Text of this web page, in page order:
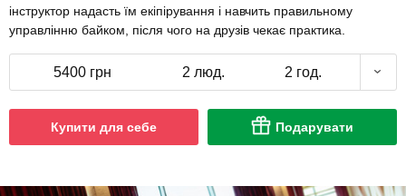
інструктор надасть їм екіпірування і навчить правильному
управлінню байком, після чого на друзів чекає практика.
5400 грн 2 люд. 2 год.
Купити для себе Подарувати